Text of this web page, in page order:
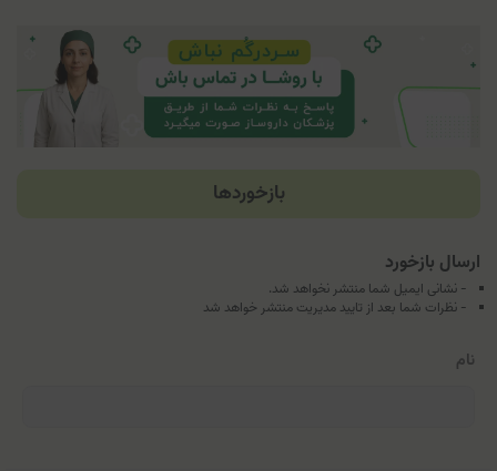
بازخوردها
ارسال بازخورد
- نشانی ایمیل شما منتشر نخواهد شد.
- نظرات شما بعد از تایید مدیریت منتشر خواهد شد
نام